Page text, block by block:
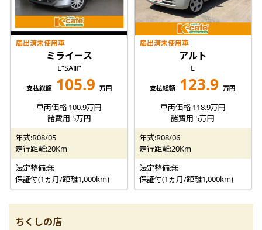
届出済未使用車
ミライース
L“SAⅢ”
支払総額 105.9 万円
車両価格 100.9万円
諸費用 5万円
年式:R08/05
走行距離:20Km
法定整備:無
保証付(1ヵ月/距離1,000km)
届出済未使用車
アルト
L
支払総額 123.9 万円
車両価格 118.9万円
諸費用 5万円
年式:R08/06
走行距離:20Km
法定整備:無
保証付(1ヵ月/距離1,000km)
ちくしの店